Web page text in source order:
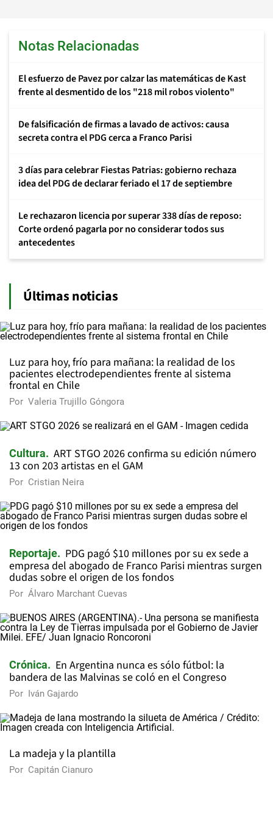
Notas Relacionadas
El esfuerzo de Pavez por calzar las matemáticas de Kast
frente al desmentido de los "218 mil robos violento"
De falsificación de firmas a lavado de activos: causa
secreta contra el PDG cerca a Franco Parisi
3 días para celebrar Fiestas Patrias: gobierno rechaza
idea del PDG de declarar feriado el 17 de septiembre
Le rechazaron licencia por superar 338 días de reposo:
Corte ordenó pagarla por no considerar todos sus
antecedentes
Últimas noticias
Luz para hoy, frío para mañana: la realidad de los
pacientes electrodependientes frente al sistema
frontal en Chile
Por Valeria Trujillo Góngora
Cultura
ART STGO 2026 confirma su edición número
13 con 203 artistas en el GAM
Por Cristian Neira
Reportaje
PDG pagó $10 millones por su ex sede a
empresa del abogado de Franco Parisi mientras surgen
dudas sobre el origen de los fondos
Por Álvaro Marchant Cuevas
Crónica
En Argentina nunca es sólo fútbol: la
bandera de las Malvinas se coló en el Congreso
Por Iván Gajardo
La madeja y la plantilla
Por Capitán Cianuro